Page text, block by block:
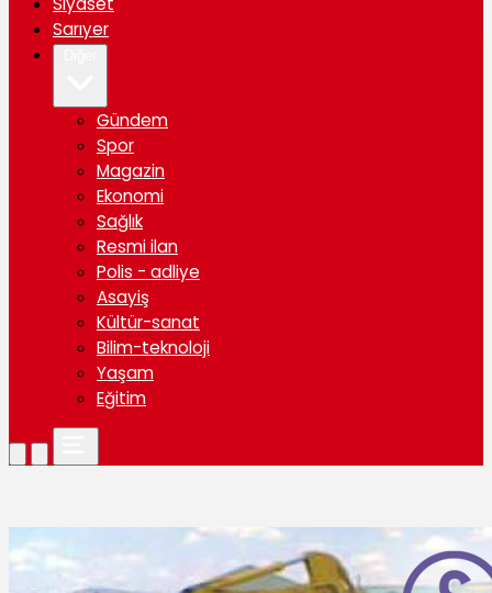
Sarıyer
Gündem
Spor
Magazin
Ekonomi
Sağlık
Resmi ilan
Polis - adliye
Asayiş
Kültür-sanat
Bilim-teknoloji
Yaşam
Eğitim